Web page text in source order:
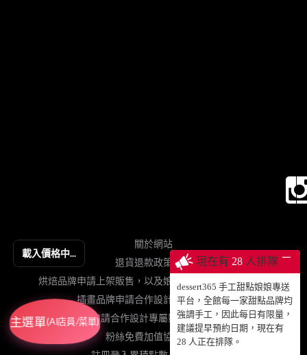
現在有 28 人排隊 ─
dessert365 手工甜點娘娘專送
平台，全館每一家甜點品牌均
強調手工，因此每日有限量，
建議提早預約日期，現在有
28 人正在排隊。
關於網站
退貨退款政策契約
烘焙品牌申請上架販售，以及娘娘專送、動蛋糕授權等
插畫品牌申請合作設計手工甜點販售
網紅申請合作設計專屬影片動蛋糕販售
粉絲免費加值協力網站
載入價格中...
主選單(AI店員/菜單)